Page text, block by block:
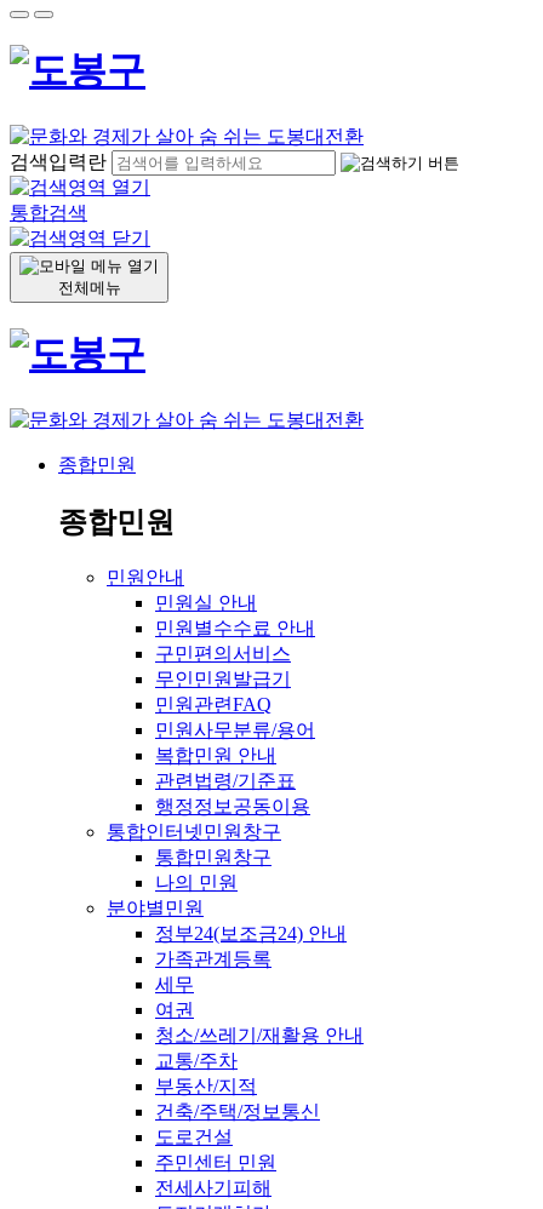
검색입력란
통합검색
전체메뉴
종합민원
종합민원
민원안내
민원실 안내
민원별수수료 안내
구민편의서비스
무인민원발급기
민원관련FAQ
민원사무분류/용어
복합민원 안내
관련법령/기준표
행정정보공동이용
통합인터넷민원창구
통합민원창구
나의 민원
분야별민원
정부24(보조금24) 안내
가족관계등록
세무
여권
청소/쓰레기/재활용 안내
교통/주차
부동산/지적
건축/주택/정보통신
도로건설
주민센터 민원
전세사기피해